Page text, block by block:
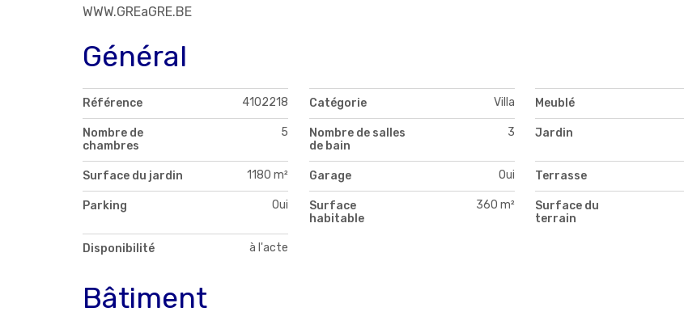
WWW.GREaGRE.BE
Général
Référence 4102218 Catégorie Villa Meublé
Nombre de
chambres
5
Nombre de salles
de bain
3 Jardin
Surface du jardin 1180 m² Garage Oui Terrasse
Parking Oui
Surface
habitable
360 m²
Surface du
terrain
Disponibilité à l'acte
Bâtiment